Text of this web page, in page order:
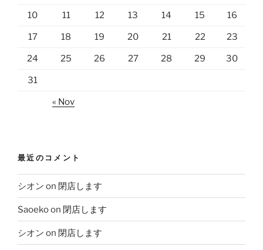
10 11 12 13 14 15 16
17 18 19 20 21 22 23
24 25 26 27 28 29 30
31
« Nov
最近のコメント
シオン on 閉店します
Saoekoon 閉店します
シオン on 閉店します